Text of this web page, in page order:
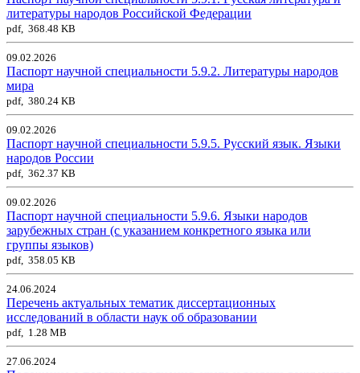
литературы народов Российской Федерации
pdf, 368.48 KB
09.02.2026
Паспорт научной специальности 5.9.2. Литературы народов
мира
pdf, 380.24 KB
09.02.2026
Паспорт научной специальности 5.9.5. Русский язык. Языки
народов России
pdf, 362.37 KB
09.02.2026
Паспорт научной специальности 5.9.6. Языки народов
зарубежных стран (с указанием конкретного языка или
группы языков)
pdf, 358.05 KB
24.06.2024
Перечень актуальных тематик диссертационных
исследований в области наук об образовании
pdf, 1.28 MB
27.06.2024